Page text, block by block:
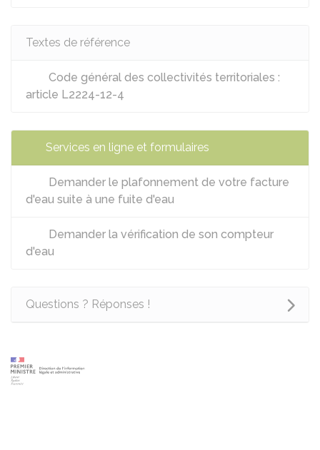
Textes de référence
Code général des collectivités territoriales :
article L2224-12-4
Services en ligne et formulaires
Demander le plafonnement de votre facture
d'eau suite à une fuite d'eau
Demander la vérification de son compteur
d'eau
Questions ? Réponses !